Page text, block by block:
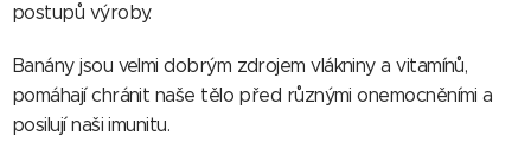
postupů výroby.
Banány jsou velmi dobrým zdrojem vlákniny a vitamínů,
pomáhají chránit naše tělo před různými onemocněními a
posilují naši imunitu.